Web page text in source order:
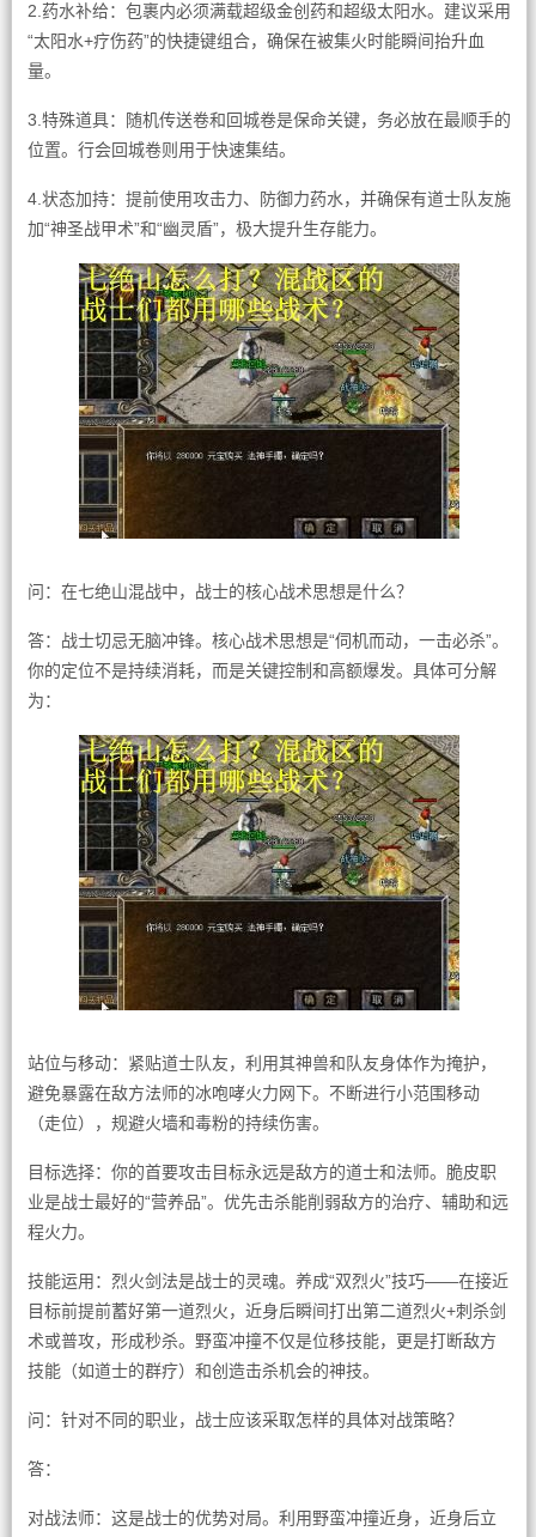
2.药水补给：包裹内必须满载超级金创药和超级太阳水。建议采用
“太阳水+疗伤药”的快捷键组合，确保在被集火时能瞬间抬升血
量。
3.特殊道具：随机传送卷和回城卷是保命关键，务必放在最顺手的
位置。行会回城卷则用于快速集结。
4.状态加持：提前使用攻击力、防御力药水，并确保有道士队友施
加“神圣战甲术”和“幽灵盾”，极大提升生存能力。
问：在七绝山混战中，战士的核心战术思想是什么？
答：战士切忌无脑冲锋。核心战术思想是“伺机而动，一击必杀”。
你的定位不是持续消耗，而是关键控制和高额爆发。具体可分解
为：
站位与移动：紧贴道士队友，利用其神兽和队友身体作为掩护，
避免暴露在敌方法师的冰咆哮火力网下。不断进行小范围移动
（走位），规避火墙和毒粉的持续伤害。
目标选择：你的首要攻击目标永远是敌方的道士和法师。脆皮职
业是战士最好的“营养品”。优先击杀能削弱敌方的治疗、辅助和远
程火力。
技能运用：烈火剑法是战士的灵魂。养成“双烈火”技巧——在接近
目标前提前蓄好第一道烈火，近身后瞬间打出第二道烈火+刺杀剑
术或普攻，形成秒杀。野蛮冲撞不仅是位移技能，更是打断敌方
技能（如道士的群疗）和创造击杀机会的神技。
问：针对不同的职业，战士应该采取怎样的具体对战策略？
答：
对战法师：这是战士的优势对局。利用野蛮冲撞近身，近身后立